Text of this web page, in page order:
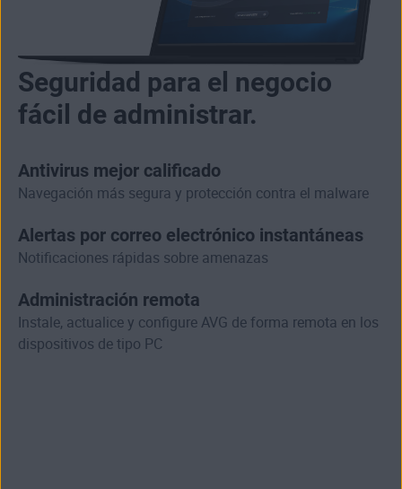
Seguridad para el negocio
fácil de administrar.
Antivirus mejor calificado
Navegación más segura y protección contra el malware
Alertas por correo electrónico instantáneas
Notificaciones rápidas sobre amenazas
Administración remota
Instale, actualice y configure AVG de forma remota en los
dispositivos de tipo PC